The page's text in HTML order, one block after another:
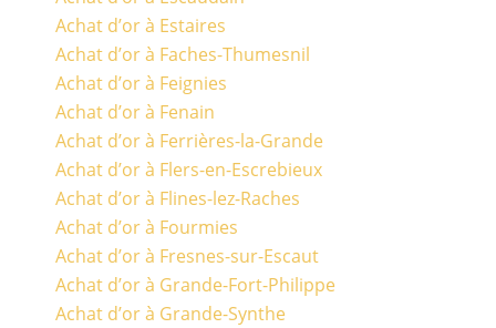
Achat d’or à Estaires
Achat d’or à Faches-Thumesnil
Achat d’or à Feignies
Achat d’or à Fenain
Achat d’or à Ferrières-la-Grande
Achat d’or à Flers-en-Escrebieux
Achat d’or à Flines-lez-Raches
Achat d’or à Fourmies
Achat d’or à Fresnes-sur-Escaut
Achat d’or à Grande-Fort-Philippe
Achat d’or à Grande-Synthe